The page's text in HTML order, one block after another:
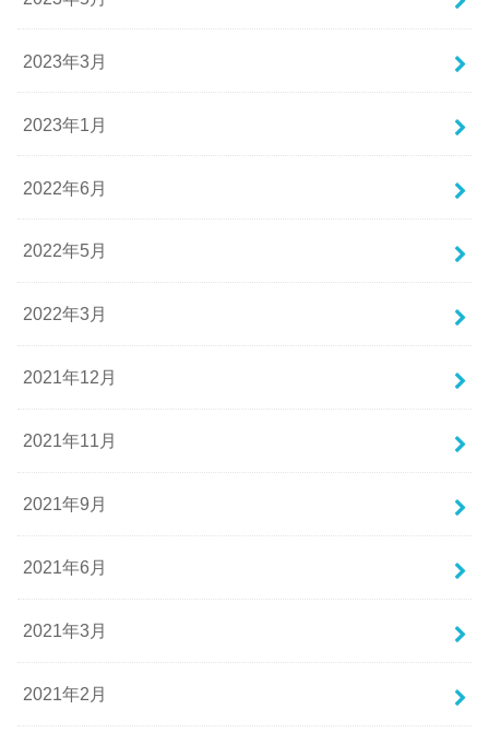
2023年3月
2023年1月
2022年6月
2022年5月
2022年3月
2021年12月
2021年11月
2021年9月
2021年6月
2021年3月
2021年2月